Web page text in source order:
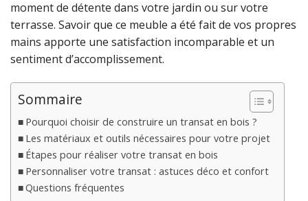
moment de détente dans votre jardin ou sur votre
terrasse. Savoir que ce meuble a été fait de vos propres
mains apporte une satisfaction incomparable et un
sentiment d’accomplissement.
Sommaire
Pourquoi choisir de construire un transat en bois ?
Les matériaux et outils nécessaires pour votre projet
Étapes pour réaliser votre transat en bois
Personnaliser votre transat : astuces déco et confort
Questions fréquentes